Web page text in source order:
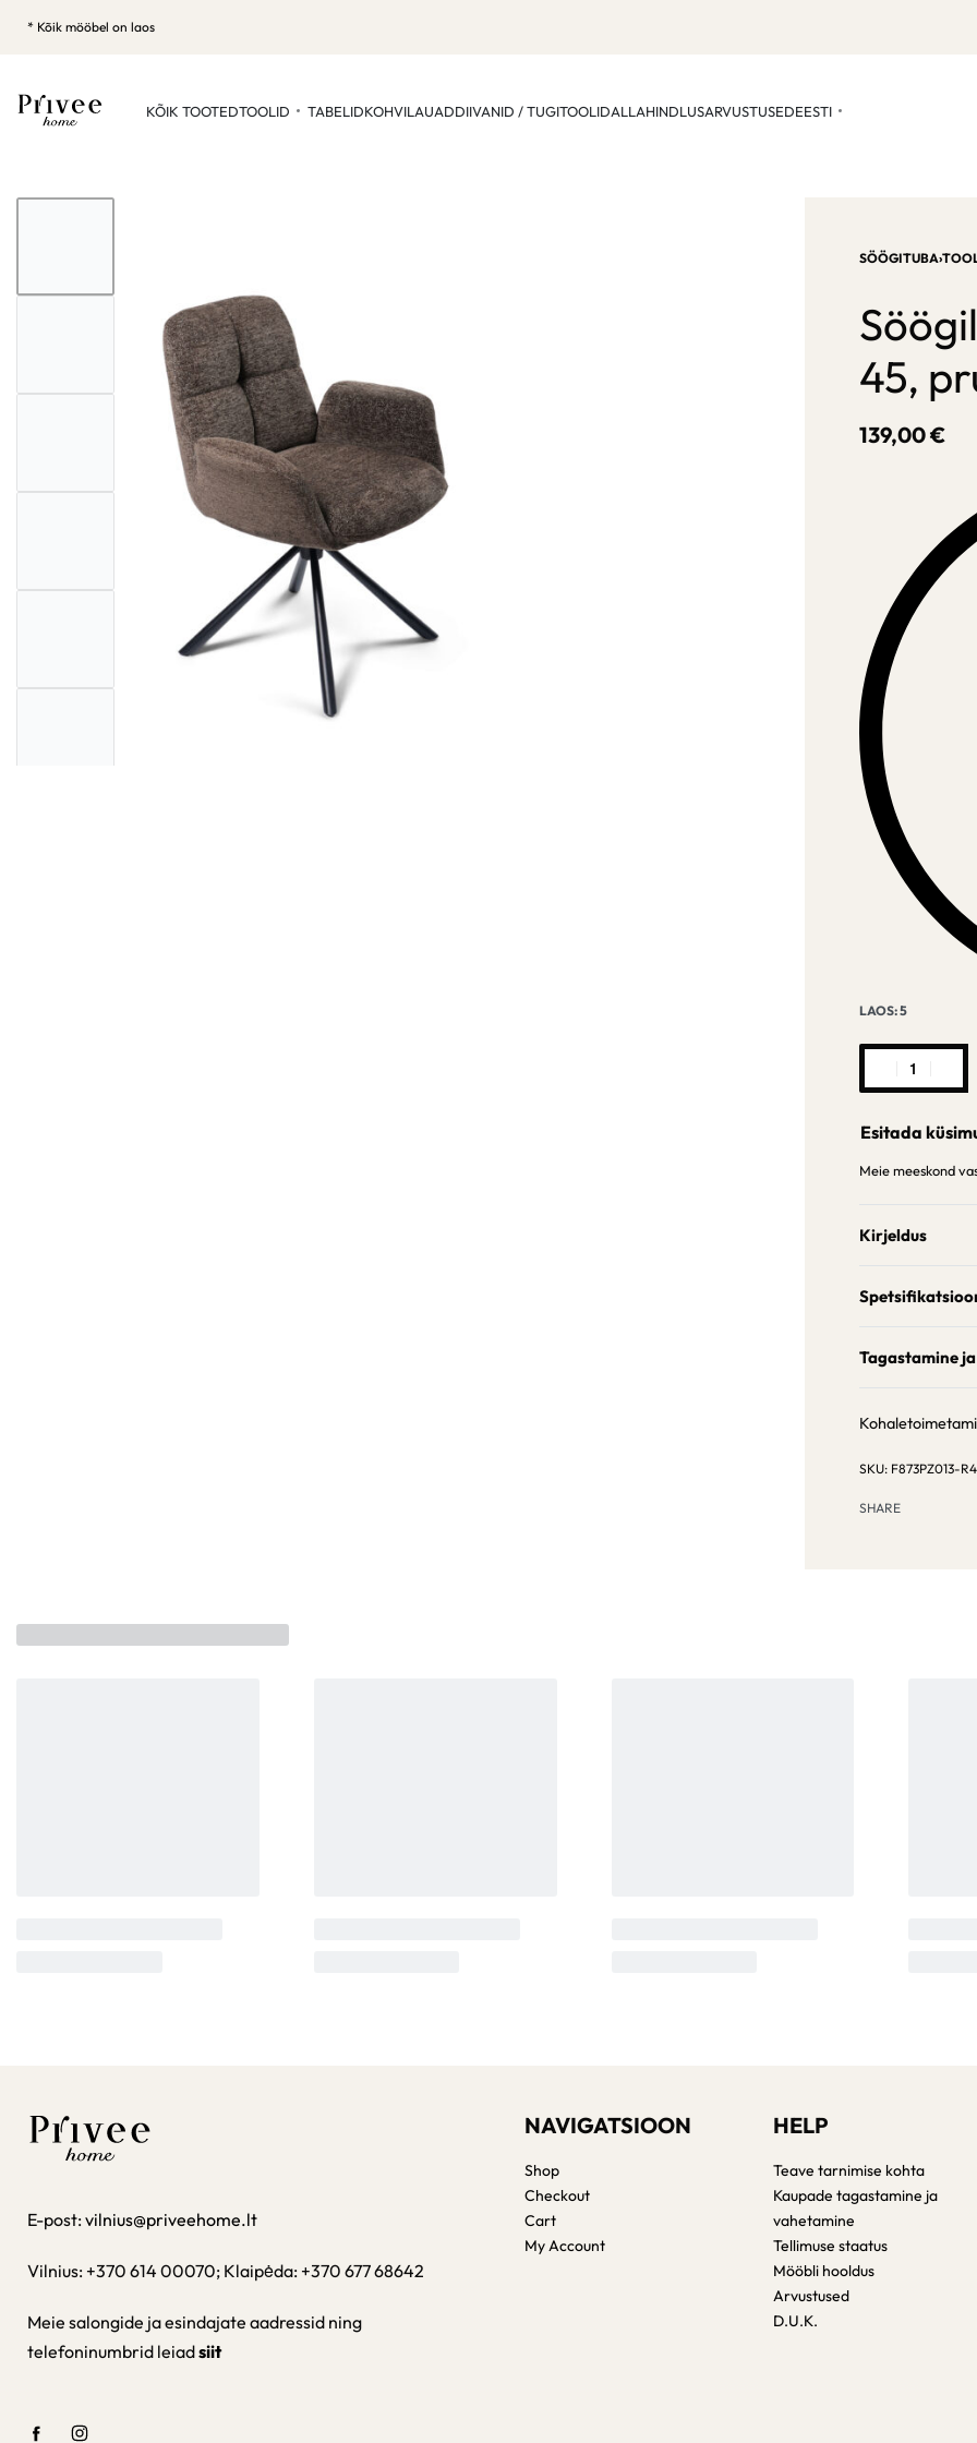
* Kõik mööbel on laos
KÕIK TOOTEDTOOLID TABELIDKOHVILAUADDIIVANID / TUGITOOLIDALLAHINDLUSARVUSTUSEDEESTI
SÖÖGITUBA›
45,
139,00€
LAOS: 5
Esitada
Meie meeskond
Kirjeldus
Tagastamine
F873PZ013-
SHARE
E-post:vilnius@priveehome.lt
Vilnius: +370 614 00070; Klaipėda: +370 677 68642
Meie salongide ja esindajate aadressid ning
telefoninumbrid leiadsiit
NAVIGATSIOON
Shop
Checkout
Cart
My Account
HELP
Teave tarnimise kohta
Kaupade tagastamine ja
vahetamine
Tellimuse staatus
Mööbli hooldus
Arvustused
D.U.K.